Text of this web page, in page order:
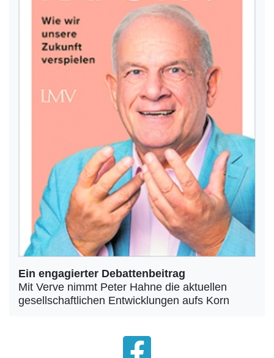
Ein engagierter Debattenbeitrag
Mit Verve nimmt Peter Hahne die aktuellen
gesellschaftlichen Entwicklungen aufs Korn